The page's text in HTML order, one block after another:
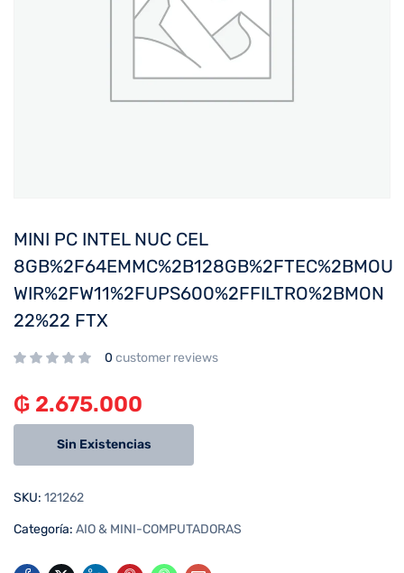
MINI PC INTEL NUC CEL
8GB%2F64EMMC%2B128GB%2FTEC%2BMOU
WIR%2FW11%2FUPS600%2FFILTRO%2BMON
22%22 FTX
0 customer reviews
₲ 2.675.000
Sin Existencias
SKU: 121262
Categoría: AIO & MINI-COMPUTADORAS